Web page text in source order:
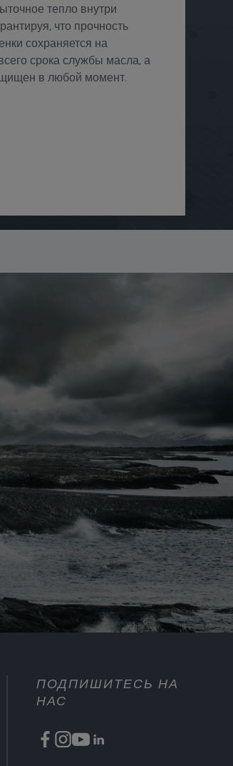
тепло внутри
что прочность
сохраняется на
срока службы масла, а
в любой момент.
ПОДПИШИТЕСЬ НА
НАС